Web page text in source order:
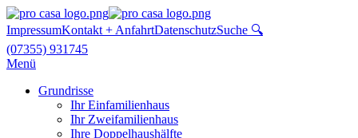
ImpressumKontakt + AnfahrtDatenschutzSuche 🔍
(07355) 931745
Menü
Grundrisse
Ihr Einfamilienhaus
Ihr Zweifamilienhaus
Ihre Doppelhaushälfte